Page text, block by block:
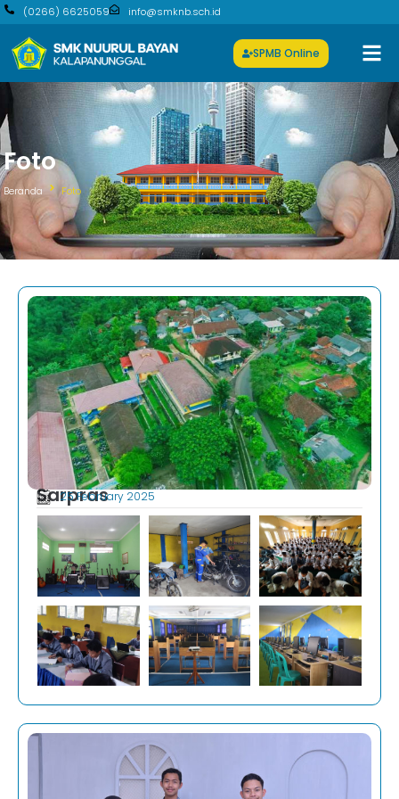
(0266) 6625059 info@smknb.sch.id
SPMB Online
Foto
Beranda Foto
Sarpras
25 February 2025